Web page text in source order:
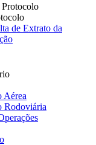
de Extrato da
Aérea
Rodoviária